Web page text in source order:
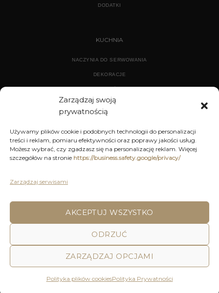
Zarządzaj swoją
prywatnością
Używamy plików cookie i podobnych technologii do personalizacji
treści i reklam, pomiaru efektywności oraz poprawy jakości usług.
Możesz wybrać, czy zgadzasz się na personalizację reklam. Więcej
szczegółów na stronie https://business.safety.google/privacy/
Zarządzaj serwisami
AKCEPTUJ WSZYSTKO
ODRZUĆ
ZARZĄDZAJ OPCJAMI
Polityka plików cookiesPolityka Prywatności
DODATKI
KUCHNIA
NACZYNIA DO SERWOWANIA
DEKORACJE
DEKORACJE
KUCHNIA
POLITYKA PRYWATNOŚCI
REGULAMIN SKLEPU ON-LINE
DECOR AND YOU
Decor & You | Home Decorations | Home Accessories |
Shark Media